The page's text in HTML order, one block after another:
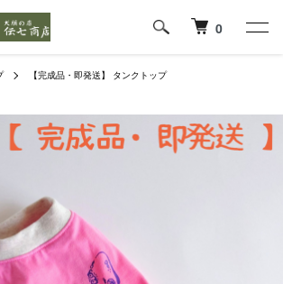
0
【完成品・即発送】 タンクトップ